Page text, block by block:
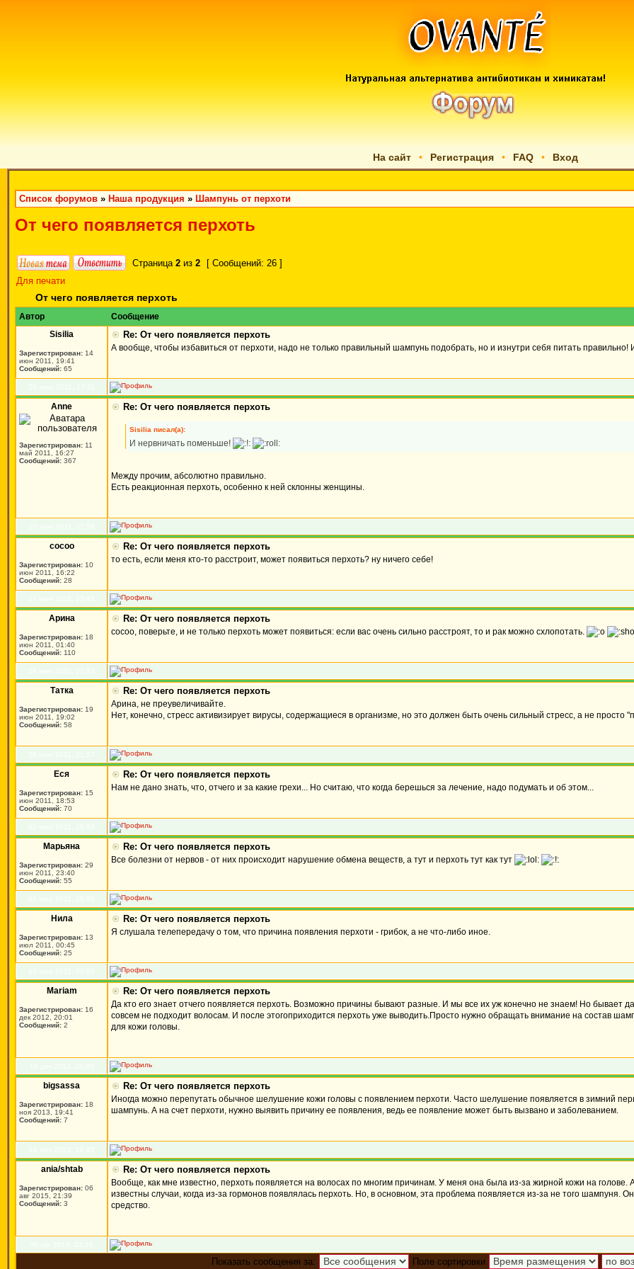
На сайт • Регистрация • FAQ • Вход
Список форумов » Наша продукция » Шампунь от перхоти
От чего появляется перхоть
Страница 2 из 2 [ Сообщений: 26 ]
Для печати
От чего появляется перхоть
Автор
Сообщение
Sisilia
Зарегистрирован: 14
июн 2011, 19:41
Сообщений: 65
Re: От чего появляется перхоть
А вообще, чтобы избавиться от перхоти, надо не только правильный шампунь подобрать, но и изнутри себя питать
Anne
Зарегистрирован: 11
май 2011, 16:27
Сообщений: 367
Re: От чего появляется перхоть
Sisilia писал(а):
И нервничать поменьше!
Между прочим, абсолютно правильно.
Есть реакционная перхоть, особенно к ней склонны женщины.
cocoo
Зарегистрирован: 10
июн 2011, 16:22
Сообщений: 28
Re: От чего появляется перхоть
то есть, если меня кто-то расстроит, может появиться перхоть? ну ничего себе!
Арина
Зарегистрирован: 18
июн 2011, 01:40
Сообщений: 110
Re: От чего появляется перхоть
cocoo, поверьте, и не только перхоть может появиться: если вас очень сильно расстроят, то и рак можно схлопотать.
Татка
Зарегистрирован: 19
июн 2011, 19:02
Сообщений: 58
Re: От чего появляется перхоть
Арина, не преувеличивайте.
Нет, конечно, стресс активизирует вирусы, содержащиеся в организме, но это должен быть очень сильный стресс, а не просто
Еся
Зарегистрирован: 15
июн 2011, 18:53
Сообщений: 70
Re: От чего появляется перхоть
Нам не дано знать, что, отчего и за какие грехи... Но считаю, что когда берешься за лечение, надо подумать и об этом...
Марьяна
Зарегистрирован: 29
июн 2011, 23:40
Сообщений: 55
Re: От чего появляется перхоть
Все болезни от нервов - от них происходит нарушение обмена веществ, а тут и перхоть тут как тут
Нила
Зарегистрирован: 13
июл 2011, 00:45
Сообщений: 25
Re: От чего появляется перхоть
Я слушала телепередачу о том, что причина появления перхоти - грибок, а не что-либо иное.
Mariam
Зарегистрирован: 16
дек 2012, 20:01
Сообщений: 2
Re: От чего появляется перхоть
Да кто его знает отчего появляется перхоть. Возможно причины бывают разные. И мы все их уж конечно не знаем! Но бывает
совсем не подходит волосам. И после этогоприходится перхоть уже выводить.Просто нужно обращать внимание на состав
для кожи головы.
bigsassa
Зарегистрирован: 18
ноя 2013, 19:41
Сообщений: 7
Re: От чего появляется перхоть
Иногда можно перепутать обычное шелушение кожи головы с появлением перхоти. Часто шелушение появляется в зимний
шампунь. А на счет перхоти, нужно выявить причину ее появления, ведь ее появление может быть вызвано и заболеванием.
ania/shtab
Зарегистрирован: 06
авг 2015, 21:39
Сообщений: 3
Re: От чего появляется перхоть
Вообще, как мне известно, перхоть появляется на волосах по многим причинам. У меня она была из-за жирной кожи на
известны случаи, когда из-за гормонов появлялась перхоть. Но, в основном, эта проблема появляется из-за не того шампуня.
средство.
Показать сообщения за: Поле сортировки